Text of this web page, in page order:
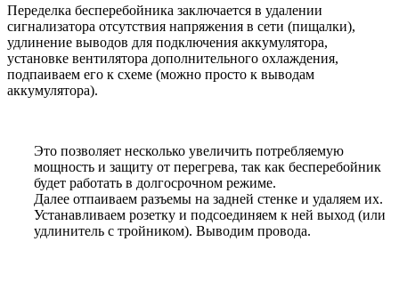
Переделка бесперебойника заключается в удалении
сигнализатора отсутствия напряжения в сети (пищалки),
удлинение выводов для подключения аккумулятора,
установке вентилятора дополнительного охлаждения,
подпаиваем его к схеме (можно просто к выводам
аккумулятора).
Это позволяет несколько увеличить потребляемую
мощность и защиту от перегрева, так как бесперебойник
будет работать в долгосрочном режиме.
Далее отпаиваем разъемы на задней стенке и удаляем их.
Устанавливаем розетку и подсоединяем к ней выход (или
удлинитель с тройником). Выводим провода.